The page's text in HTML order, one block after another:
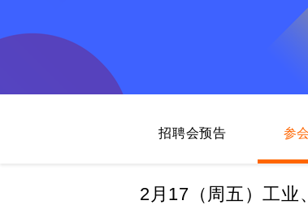
招聘会预告 参
2月17（周五）工业